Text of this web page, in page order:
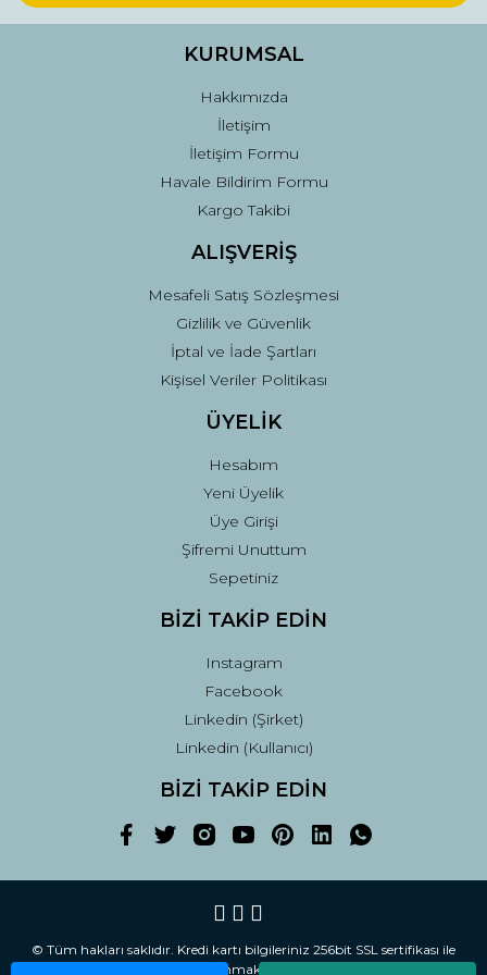
Ürün fiyatı diğer sitelerden daha pahalı.
Gönder
KURUMSAL
Hakkımızda
İletişim
İletişim Formu
Havale Bildirim Formu
Kargo Takibi
ALIŞVERİŞ
Mesafeli Satış Sözleşmesi
Gizlilik ve Güvenlik
İptal ve İade Şartları
Kişisel Veriler Politikası
ÜYELİK
Hesabım
Yeni Üyelik
Üye Girişi
Şifremi Unuttum
Sepetiniz
BİZİ TAKİP EDİN
Instagram
Facebook
Linkedin (Şirket)
Linkedin (Kullanıcı)
BİZİ TAKİP EDİN
© Tüm hakları saklıdır. Kredi kartı bilgileriniz 256bit SSL sertifikası ile
korunmaktadır.